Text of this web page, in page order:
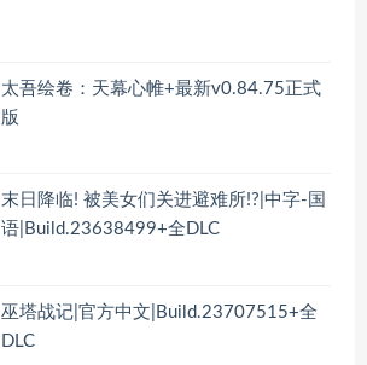
太吾绘卷：天幕心帷+最新v0.84.75正式
版
末日降临! 被美女们关进避难所!?|中字-国
语|Build.23638499+全DLC
巫塔战记|官方中文|Build.23707515+全
DLC